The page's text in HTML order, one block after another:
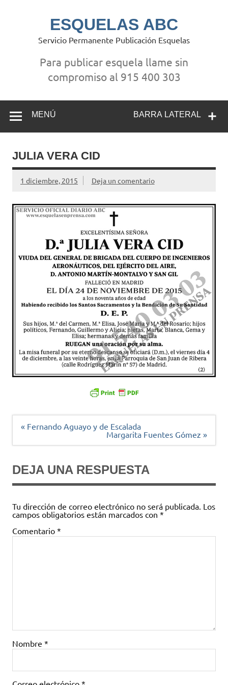
ESQUELAS ABC
Servicio Permanente Publicación Esquelas
Para publicar esquela llame sin
compromiso al 915 400 303
BARRA LATERAL
MENÚ
JULIA VERA CID
1 diciembre, 2015 Deja un comentario
Navegación
« Fernando Aguayo y de Escalada
Margarita Fuentes Gómez »
DEJA UNA RESPUESTA
Tu dirección de correo electrónico no será publicada. Los
campos obligatorios están marcados con *
Comentario *
Nombre *